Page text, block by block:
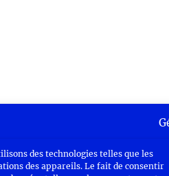
des technologies telles que les
des appareils. Le fait de consentir